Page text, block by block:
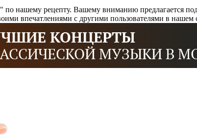
нашему рецепту. Вашему вниманию предлагается
впечатлениями с другими пользователями в